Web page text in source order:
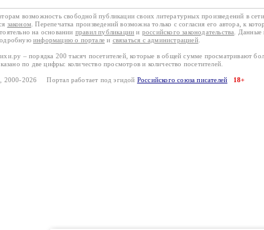
возможность свободной публикации своих литературных произведений в
законом . Перепечатка произведений возможна только с согласия его автора, к
на основании правил публикации и российского законодательства . Данные
информацию о портале и связаться с администрацией.
– порядка 200 тысяч посетителей, которые в общей сумме просматривают
по две цифры: количество просмотров и количество посетителей.
2000-2026 Портал работает под эгидой Российского союза писателей 18+